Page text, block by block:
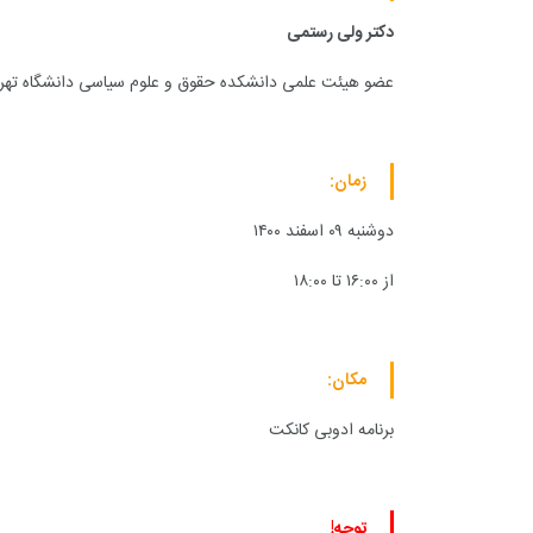
دکتر ولی رستمی
عضو هیئت علمی دانشکده حقوق و علوم سیاسی دانشگاه
زمان:
دوشنبه ۰۹ اسفند ۱۴۰۰
از ۱۶:۰۰ تا ۱۸:۰۰
مکان:
برنامه ادوبی کانکت